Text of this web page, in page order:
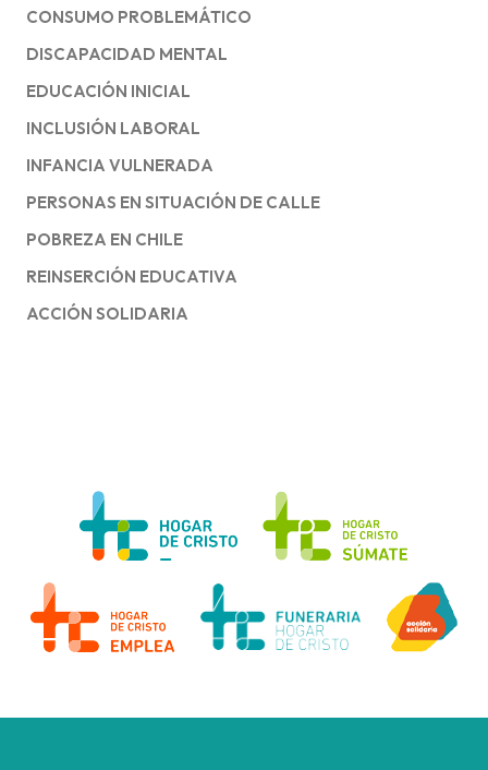
CONSUMO PROBLEMÁTICO
DISCAPACIDAD MENTAL
EDUCACIÓN INICIAL
INCLUSIÓN LABORAL
INFANCIA VULNERADA
PERSONAS EN SITUACIÓN DE CALLE
POBREZA EN CHILE
REINSERCIÓN EDUCATIVA
ACCIÓN SOLIDARIA